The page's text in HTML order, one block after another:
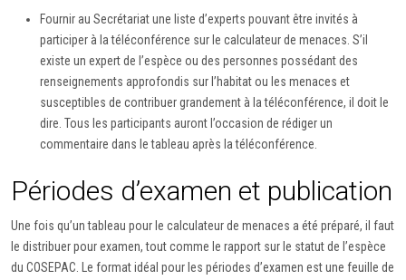
Fournir au Secrétariat une liste d’experts pouvant être invités à
participer à la téléconférence sur le calculateur de menaces. S’il
existe un expert de l’espèce ou des personnes possédant des
renseignements approfondis sur l’habitat ou les menaces et
susceptibles de contribuer grandement à la téléconférence, il doit le
dire. Tous les participants auront l’occasion de rédiger un
commentaire dans le tableau après la téléconférence.
Périodes d’examen et publication
Une fois qu’un tableau pour le calculateur de menaces a été préparé, il faut
le distribuer pour examen, tout comme le rapport sur le statut de l’espèce
du COSEPAC. Le format idéal pour les périodes d’examen est une feuille de